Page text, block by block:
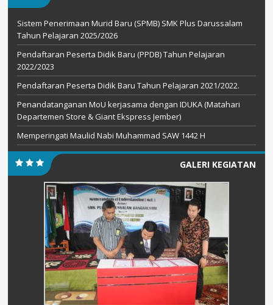
Sistem Penerimaan Murid Baru (SPMB) SMK Plus Darussalam
Tahun Pelajaran 2025/2026
Pendaftaran Peserta Didik Baru (PPDB) Tahun Pelajaran
2022/2023
Pendaftaran Peserta Didik Baru Tahun Pelajaran 2021/2022.
Penandatanganan MoU kerjasama dengan IDUKA (Matahari
Departemen Store & Giant Ekspress Jember)
Memperingati Maulid Nabi Muhammad SAW 1442 H
GALERI KEGIATAN